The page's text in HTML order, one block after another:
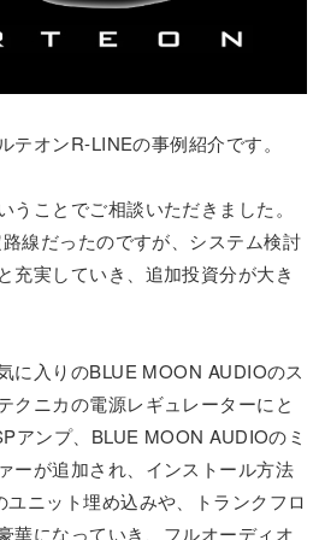
テオンR-LINEの事例紹介です。
うことでご相談いただきました。
線だったのですが、システム検討
充実していき、追加投資分が大き
に入りのBLUE MOON AUDIOのス
クニカの電源レギュレーターにと
アンプ、BLUE MOON AUDIOのミ
ーが追加され、インストール方法
ニット埋め込みや、トランクフロ
華になっていき、フルオーディオ